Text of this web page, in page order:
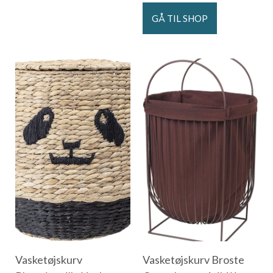
GÅ TIL SHOP
Vasketøjskurv
Vasketøjskurv Broste